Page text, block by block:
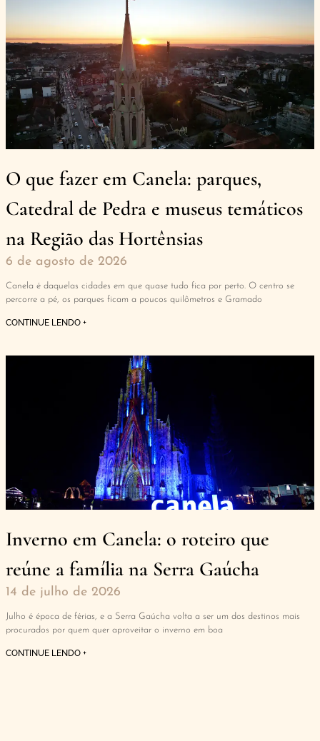
O que fazer em Canela: parques,
Catedral de Pedra e museus temáticos
na Região das Hortênsias
6 de agosto de 2026
Canela é daquelas cidades em que quase tudo fica por perto. O centro se
percorre a pé, os parques ficam a poucos quilômetros e Gramado
CONTINUE LENDO +
Inverno em Canela: o roteiro que
reúne a família na Serra Gaúcha
14 de julho de 2026
Julho é época de férias, e a Serra Gaúcha volta a ser um dos destinos mais
procurados por quem quer aproveitar o inverno em boa
CONTINUE LENDO +